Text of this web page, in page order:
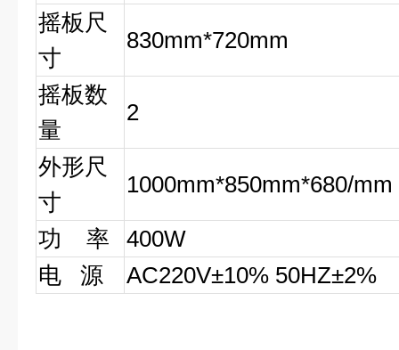
摇板尺
寸
830mm*720mm
摇板数
量
2
外形尺
寸
1000mm*850mm*680/mm
功 率
400W
电
源 AC220V±10% 50HZ±2%